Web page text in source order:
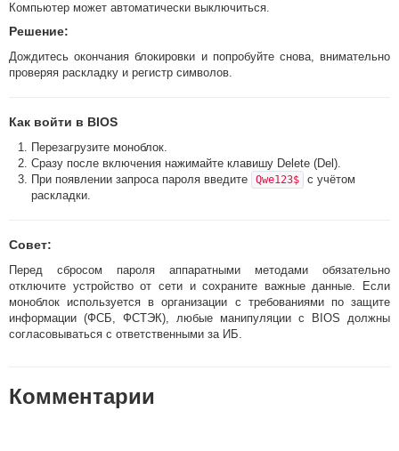
Компьютер может автоматически выключиться.
Решение:
Дождитесь окончания блокировки и попробуйте снова, внимательно
проверяя раскладку и регистр символов.
Как войти в BIOS
Перезагрузите моноблок.
Сразу после включения нажимайте клавишу Delete (Del).
При появлении запроса пароля введите
Qwe123$
с учётом
раскладки.
Совет:
Перед сбросом пароля аппаратными методами обязательно
отключите устройство от сети и сохраните важные данные. Если
моноблок используется в организации с требованиями по защите
информации (ФСБ, ФСТЭК), любые манипуляции с BIOS должны
согласовываться с ответственными за ИБ.
Комментарии